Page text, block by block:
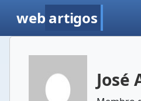
web artigos
José